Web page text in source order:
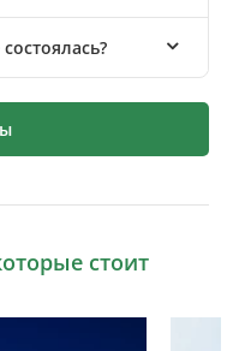
стоит